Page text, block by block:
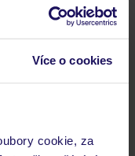
Více o cookies
cookie, za
hotelu?